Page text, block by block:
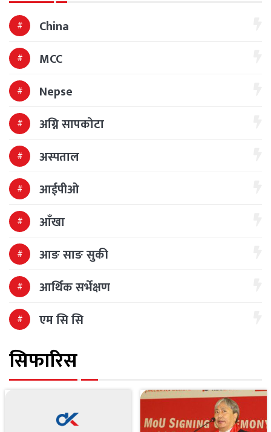
China
MCC
Nepse
अग्नि सापकोटा
अस्पताल
आईपीओ
आँखा
आङ साङ सुकी
आर्थिक सर्भेक्षण
एम सि सि
सिफारिस